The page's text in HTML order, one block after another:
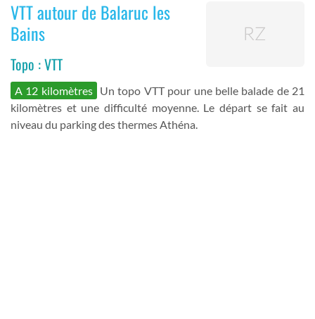
VTT autour de Balaruc les
Bains
Topo : VTT
A 12 kilomètres Un topo VTT pour une belle balade de 21
kilomètres et une difficulté moyenne. Le départ se fait au
niveau du parking des thermes Athéna.